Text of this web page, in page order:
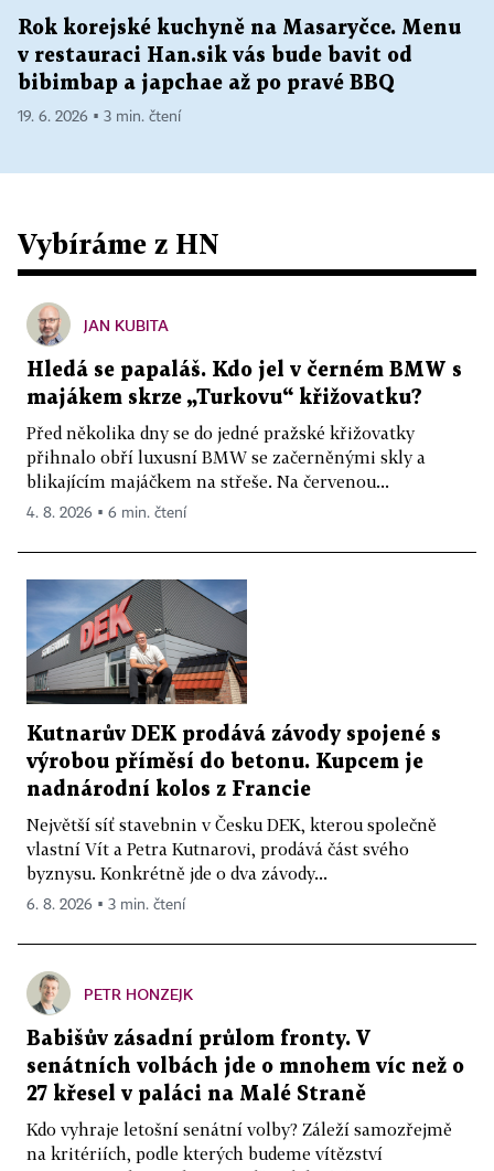
Rok korejské kuchyně na Masaryčce. Menu
v restauraci Han.sik vás bude bavit od
bibimbap a japchae až po pravé BBQ
19. 6. 2026 ▪ 3 min. čtení
Vybíráme z HN
JAN KUBITA
Hledá se papaláš. Kdo jel v černém BMW s
majákem skrze „Turkovu“ křižovatku?
Před několika dny se do jedné pražské křižovatky
přihnalo obří luxusní BMW se začerněnými skly a
blikajícím majáčkem na střeše. Na červenou...
4. 8. 2026 ▪ 6 min. čtení
Kutnarův DEK prodává závody spojené s
výrobou příměsí do betonu. Kupcem je
nadnárodní kolos z Francie
Největší síť stavebnin v Česku DEK, kterou společně
vlastní Vít a Petra Kutnarovi, prodává část svého
byznysu. Konkrétně jde o dva závody...
6. 8. 2026 ▪ 3 min. čtení
PETR HONZEJK
Babišův zásadní průlom fronty. V
senátních volbách jde o mnohem víc než o
27 křesel v paláci na Malé Straně
Kdo vyhraje letošní senátní volby? Záleží samozřejmě
na kritériích, podle kterých budeme vítězství